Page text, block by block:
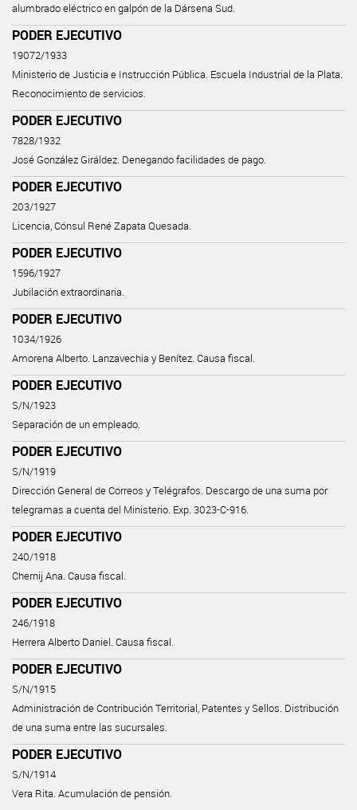
alumbrado eléctrico en galpón de la Dársena Sud.
PODER EJECUTIVO
19072/1933
Ministerio de Justicia e Instrucción Pública. Escuela Industrial de la Plata.
Reconocimiento de servicios.
PODER EJECUTIVO
7828/1932
José González Giráldez. Denegando facilidades de pago.
PODER EJECUTIVO
203/1927
Licencia, Cónsul René Zapata Quesada.
PODER EJECUTIVO
1596/1927
Jubilación extraordinaria.
PODER EJECUTIVO
1034/1926
Amorena Alberto. Lanzavechia y Benítez. Causa fiscal.
PODER EJECUTIVO
S/N/1923
Separación de un empleado.
PODER EJECUTIVO
S/N/1919
Dirección General de Correos y Telégrafos. Descargo de una suma por
telegramas a cuenta del Ministerio. Exp. 3023-C-916.
PODER EJECUTIVO
240/1918
Chernij Ana. Causa fiscal.
PODER EJECUTIVO
246/1918
Herrera Alberto Daniel. Causa fiscal.
PODER EJECUTIVO
S/N/1915
Administración de Contribución Territorial, Patentes y Sellos. Distribución
de una suma entre las sucursales.
PODER EJECUTIVO
S/N/1914
Vera Rita. Acumulación de pensión.